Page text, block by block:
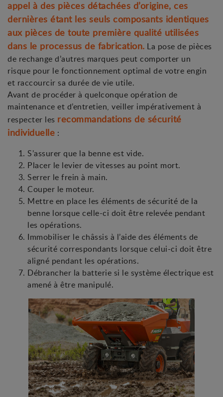
appel à des pièces détachées d’origine, ces
dernières étant les seuls composants identiques
aux pièces de toute première qualité utilisées
dans le processus de fabrication. La pose de pièces
de rechange d’autres marques peut comporter un
risque pour le fonctionnement optimal de votre engin
et raccourcir sa durée de vie utile.
Avant de procéder à quelconque opération de
maintenance et d’entretien, veiller impérativement à
respecter les recommandations de sécurité
individuelle :
S’assurer que la benne est vide.
Placer le levier de vitesses au point mort.
Serrer le frein à main.
Couper le moteur.
Mettre en place les éléments de sécurité de la
benne lorsque celle-ci doit être relevée pendant
les opérations.
Immobiliser le châssis à l’aide des éléments de
sécurité correspondants lorsque celui-ci doit être
aligné pendant les opérations.
Débrancher la batterie si le système électrique est
amené à être manipulé.